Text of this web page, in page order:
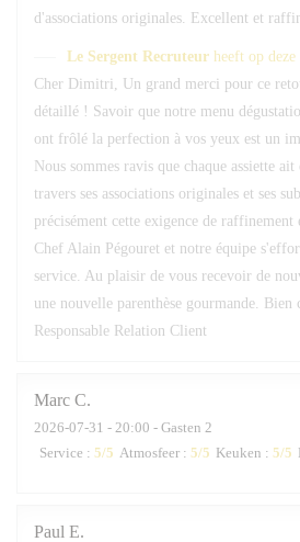
d'associations originales. Excellent et
Le Sergent Recruteur heeft op
Cher Dimitri, Un grand merci pour ce
détaillé ! Savoir que notre menu
ont frôlé la perfection à vos yeux est un
Nous sommes ravis que chaque assiette
travers ses associations originales et ses
précisément cette exigence de
Chef Alain Pégouret et notre équipe
service. Au plaisir de vous recevoir de
une nouvelle parenthèse gourmande.
Responsable Relation Client
Marc C
2026-07-31 - 20:00 - Gasten 2
Service : 5/5 Atmosfeer : 5/5 Keuken : 5/5
Paul E